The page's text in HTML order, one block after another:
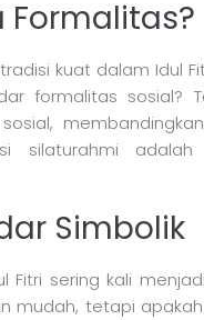
kuat dalam Idul
formalitas sosial?
silaturahmi
Simbolik
Fitri sering kali
mudah, tetapi